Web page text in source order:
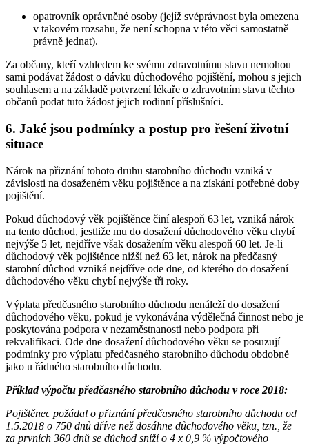
opatrovník oprávněné osoby (jejíž svéprávnost byla omezena
v takovém rozsahu, že není schopna v této věci samostatně
právně jednat).
Za občany, kteří vzhledem ke svému zdravotnímu stavu nemohou
sami podávat žádost o dávku důchodového pojištění, mohou s jejich
souhlasem a na základě potvrzení lékaře o zdravotním stavu těchto
občanů podat tuto žádost jejich rodinní příslušníci.
6. Jaké jsou podmínky a postup pro řešení životní
situace
Nárok na přiznání tohoto druhu starobního důchodu vzniká v
závislosti na dosaženém věku pojištěnce a na získání potřebné doby
pojištění.
Pokud důchodový věk pojištěnce činí alespoň 63 let, vzniká nárok
na tento důchod, jestliže mu do dosažení důchodového věku chybí
nejvýše 5 let, nejdříve však dosažením věku alespoň 60 let. Je-li
důchodový věk pojištěnce nižší než 63 let, nárok na předčasný
starobní důchod vzniká nejdříve ode dne, od kterého do dosažení
důchodového věku chybí nejvýše tři roky.
Výplata předčasného starobního důchodu nenáleží do dosažení
důchodového věku, pokud je vykonávána výdělečná činnost nebo je
poskytována podpora v nezaměstnanosti nebo podpora při
rekvalifikaci. Ode dne dosažení důchodového věku se posuzují
podmínky pro výplatu předčasného starobního důchodu obdobně
jako u řádného starobního důchodu.
Příklad výpočtu předčasného starobního důchodu v roce 2018:
Pojištěnec požádal o přiznání předčasného starobního důchodu od
1.5.2018 o 750 dnů dříve než dosáhne důchodového věku, tzn., že
za prvních 360 dnů se důchod sníží o 4 x 0,9 % výpočtového